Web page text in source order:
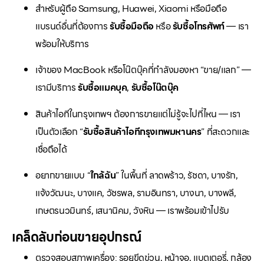
สำหรับผู้ถือ Samsung, Huawei, Xiaomi หรือมือถือ
แบรนด์อื่นที่ต้องการรับซื้อมือถือหรือรับซื้อโทรศัพท์— เรา
พร้อมให้บริการ
เจ้าของ MacBook หรือโน๊ตบุ๊คที่กำลังมองหา “ขาย/แลก” —
เรามีบริการรับซื้อแมคบุค, รับซื้อโน๊ตบุ๊ค
สินค้าไอทีในกรุงเทพฯ ต้องการขายแต่ไม่รู้จะไปที่ไหน — เรา
เป็นตัวเลือก “รับซื้อสินค้าไอทีกรุงเทพมหานคร” ที่สะดวกและ
เชื่อถือได้
อยากขายแบบ “ใกล้ฉัน” ในพื้นที่ ลาดพร้าว, รัชดา, บางรัก,
แจ้งวัฒนะ, บางแค, วัชรพล, รามอินทรา, บางนา, บางพลี,
เกษตรนวมินทร์, เสนานิคม, วังหิน — เราพร้อมเข้าไปรับ
เคล็ดลับก่อนขายอุปกรณ์
ตรวจสอบสภาพเครื่อง: รอยขีดข่วน, หน้าจอ, แบตเตอรี่, กล้อง